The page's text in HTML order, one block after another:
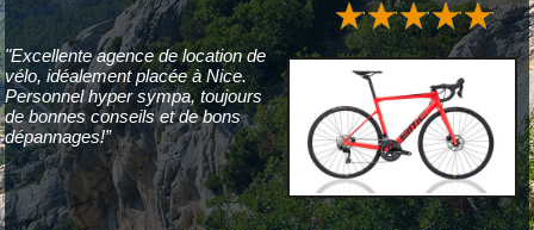
"Excellente agence de location de
vélo, idéalement placée à Nice.
Personnel hyper sympa, toujours
de bonnes conseils et de bons
dépannages!”